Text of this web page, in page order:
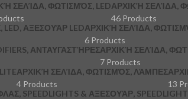
ΣΕΛΊΔΑ, ΦΩΤΙΣΜΌΣ, LEDΑΡΧΙΚΉ ΣΕΛΊΔΑ,
46 Products
ΑΞΕΣΟΥΆΡ LEDΑΡΧΙΚΉ ΣΕΛΊΔΑ,
6 Products
ΑΝΤΑΥΓΑΣΤΉΡΕΣΑΡΧΙΚΉ ΣΕΛΊΔΑ,
7 Products
ΑΡΧΙΚΉ ΣΕΛΊΔΑ, ΦΩΤΙΣΜΌΣ, ΛΆΜΠΕΣ
4 Products
13
SPEEDLIGHTS & ΑΞΕΣΟΥΆΡ,